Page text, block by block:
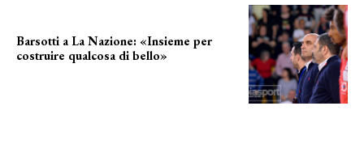
Barsotti a La Nazione: «Insieme per
costruire qualcosa di bello»